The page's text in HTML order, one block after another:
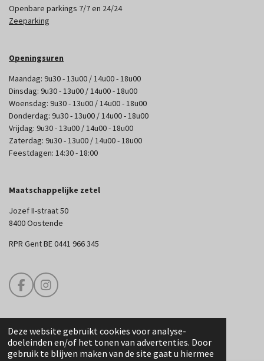
Deze website gebruikt cookies voor analyse-
doeleinden en/of het tonen van advertenties. Door
gebruik te blijven maken van de site gaat u hiermee
Openbare parkings 7/7 en 24/24
Zeeparking
Openingsuren
Maandag: 9u30 - 13u00 / 14u00 - 18u00
Dinsdag: 9u30 - 13u00 / 14u00 - 18u00
Woensdag: 9u30 - 13u00 / 14u00 - 18u00
Donderdag: 9u30 - 13u00 / 14u00 - 18u00
Vrijdag: 9u30 - 13u00 / 14u00 - 18u00
Zaterdag: 9u30 - 13u00 / 14u00 - 18u00
Feestdagen: 14:30 - 18:00
Maatschappelijke zetel
Jozef II-straat 50
8400 Oostende
RPR Gent BE 0441 966 345
F
a
b
o
o
I
n
a
g
r
© 2025 Edouard Couture